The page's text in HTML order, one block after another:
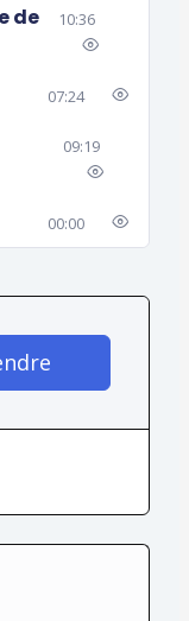
de
10:36
07:24
09:19
00:00